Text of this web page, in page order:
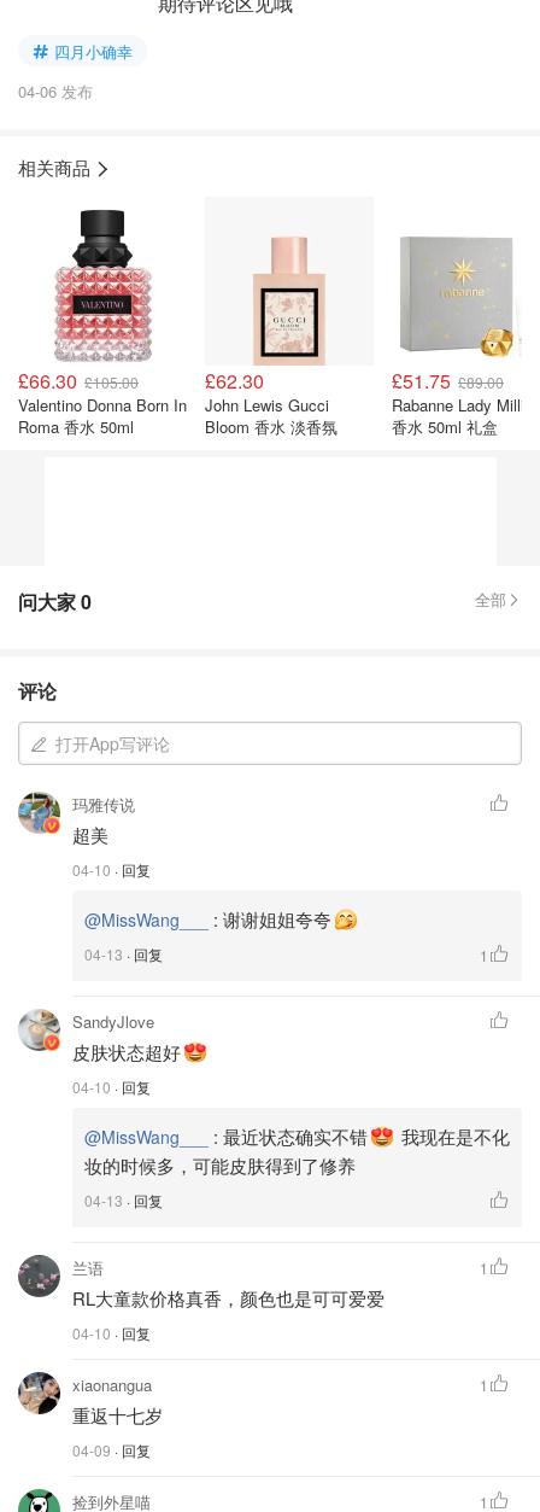
四月小确幸
04-06 发布
相关商品
£66.30 £105.00
Valentino Donna Born In
Roma 香水 50ml
£62.30
John Lewis Gucci
Bloom 香水 淡香氛
£51.75 £89.00
Rabanne Lady Million
香水 50ml 礼盒
问大家0 全部
评论
打开App写评论
玛雅传说
超美
04-10 · 回复
@MissWang___ : 谢谢姐姐夸夸
04-13 · 回复 1
SandyJlove
皮肤状态超好
04-10 · 回复
@MissWang___ : 最近状态确实不错
我现在是不化
妆的时候多，可能皮肤得到了修养
04-13 · 回复
兰语
RL大童款价格真香，颜色也是可可爱爱
04-10 · 回复
1
xiaonangua
重返十七岁
04-09 · 回复
1
捡到外星喵 1